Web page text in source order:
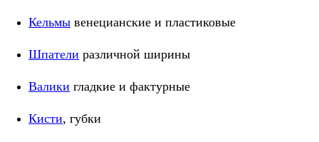
Кельмы венецианские и пластиковые
Шпатели различной ширины
Валики гладкие и фактурные
Кисти, губки